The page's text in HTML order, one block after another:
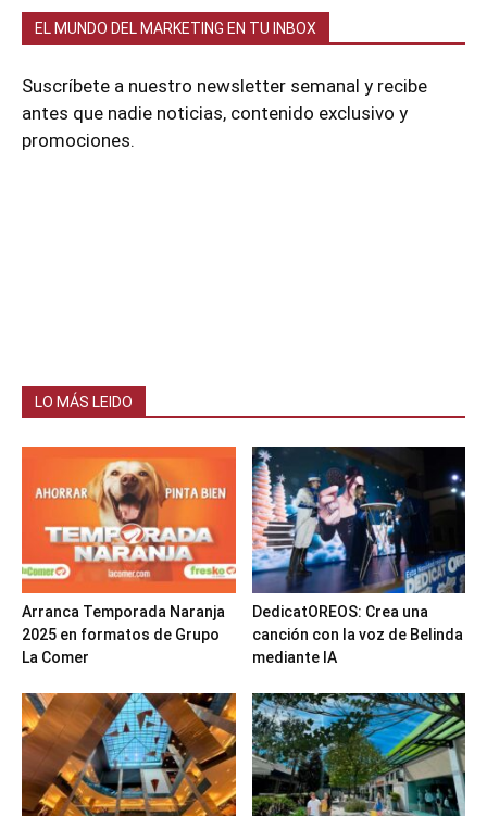
EL MUNDO DEL MARKETING EN TU INBOX
Suscríbete a nuestro newsletter semanal y recibe
antes que nadie noticias, contenido exclusivo y
promociones.
LO MÁS LEIDO
Arranca Temporada Naranja
2025 en formatos de Grupo
La Comer
DedicatOREOS: Crea una
canción con la voz de Belinda
mediante IA